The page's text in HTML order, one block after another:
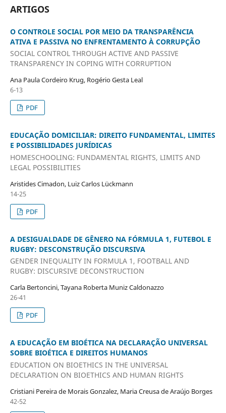
ARTIGOS
O CONTROLE SOCIAL POR MEIO DA TRANSPARÊNCIA
ATIVA E PASSIVA NO ENFRENTAMENTO À CORRUPÇÃO
SOCIAL CONTROL THROUGH ACTIVE AND PASSIVE
TRANSPARENCY IN COPING WITH CORRUPTION
Ana Paula Cordeiro Krug, Rogério Gesta Leal
6-13
PDF
EDUCAÇÃO DOMICILIAR: DIREITO FUNDAMENTAL, LIMITES
E POSSIBILIDADES JURÍDICAS
HOMESCHOOLING: FUNDAMENTAL RIGHTS, LIMITS AND
LEGAL POSSIBILITIES
Aristides Cimadon, Luiz Carlos Lückmann
14-25
PDF
A DESIGUALDADE DE GÊNERO NA FÓRMULA 1, FUTEBOL E
RUGBY: DESCONSTRUÇÃO DISCURSIVA
GENDER INEQUALITY IN FORMULA 1, FOOTBALL AND
RUGBY: DISCURSIVE DECONSTRUCTION
Carla Bertoncini, Tayana Roberta Muniz Caldonazzo
26-41
PDF
A EDUCAÇÃO EM BIOÉTICA NA DECLARAÇÃO UNIVERSAL
SOBRE BIOÉTICA E DIREITOS HUMANOS
EDUCATION ON BIOETHICS IN THE UNIVERSAL
DECLARATION ON BIOETHICS AND HUMAN RIGHTS
Cristiani Pereira de Morais Gonzalez, Maria Creusa de Araújo Borges
42-52